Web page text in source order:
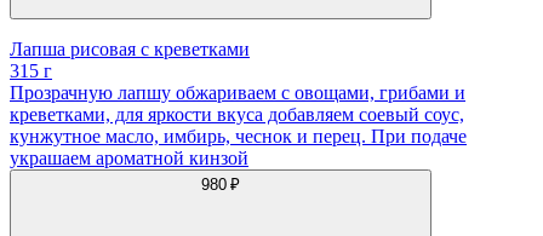
Лапша рисовая с креветками
315 г
Прозрачную лапшу обжариваем с овощами, грибами и
креветками, для яркости вкуса добавляем соевый соус,
кунжутное масло, имбирь, чеснок и перец. При подаче
украшаем ароматной кинзой
980 ₽